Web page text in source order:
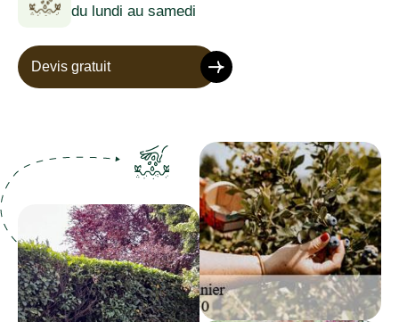
du lundi au samedi
Devis gratuit